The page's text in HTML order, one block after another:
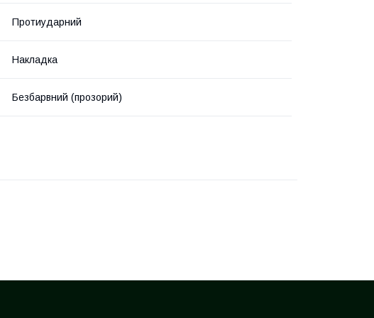
Протиударний
Накладка
Безбарвний (прозорий)